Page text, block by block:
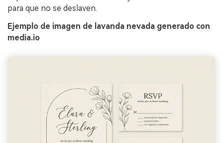
para que no se deslaven.
Ejemplo de imagen de lavanda nevada generado con
media.io